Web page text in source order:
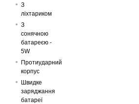
З
ліхтариком
З
сонячною
батареєю -
5W
Протиударний
корпус
Швидке
заряджання
батареї